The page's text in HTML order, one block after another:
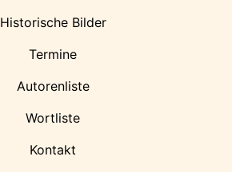
Historische Bilder
Termine
Autorenliste
Wortliste
Kontakt